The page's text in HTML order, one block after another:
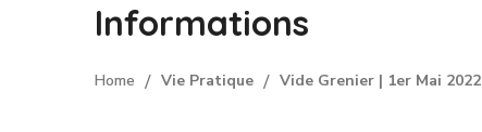
Informations
Home Vie Pratique Vide Grenier | 1er Mai 2022